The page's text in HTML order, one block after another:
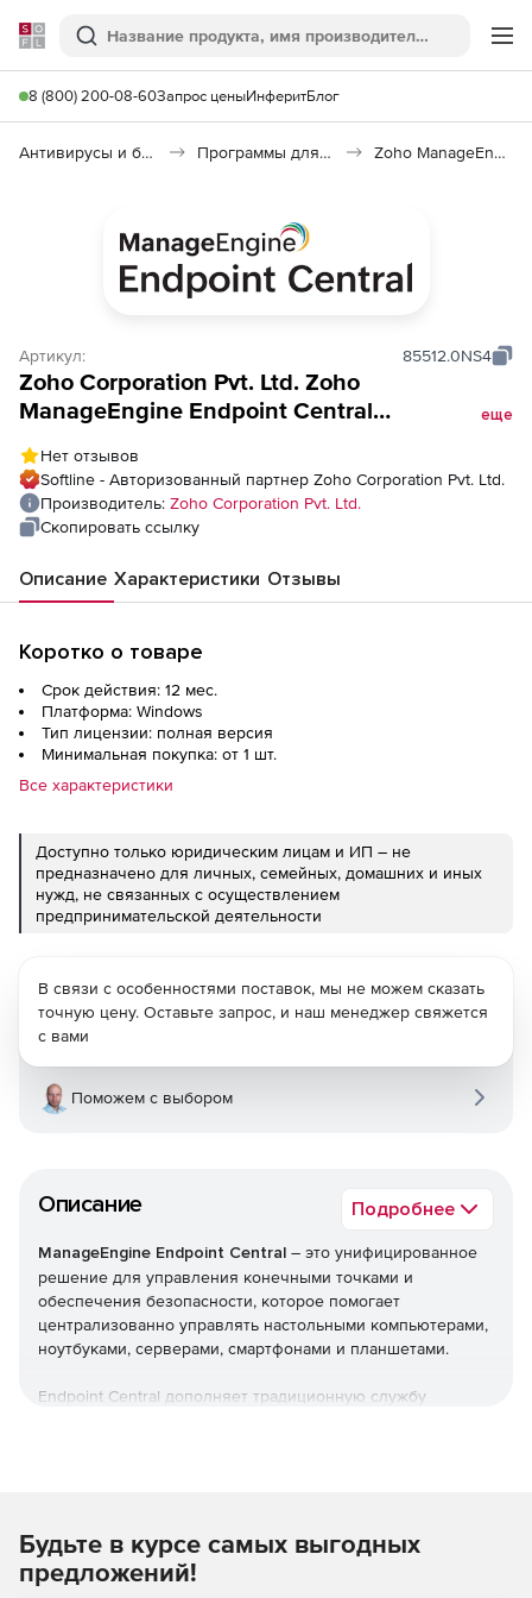
Softline
Поиск
8 (800) 200-08-60Запрос ценыИнферитБлог
Антивирусы и безопасность Программы для защиты информации Zoho ManageEngine Endpoint Central
Артикул: 85512.0NS4
Zoho Corporation Pvt. Ltd. Zoho
ManageEngine Endpoint Central
Model Single Installation License), fee for 100
Servers and Single User License
еще
Нет отзывов
Softline - Авторизованный партнер Zoho Corporation Pvt. Ltd.
Производитель: Zoho Corporation Pvt. Ltd.
Скопировать ссылку
Описание Характеристики Отзывы
Коротко о товаре
Срок действия: 12 мес.
Платформа: Windows
Тип лицензии: полная версия
Минимальная покупка: от 1 шт.
Все характеристики
Доступно только юридическим лицам и ИП – не
предназначено для личных, семейных, домашних и иных
нужд, не связанных с осуществлением
предпринимательской деятельности
Описание Подробнее
ManageEngine Endpoint Central – это унифицированное
решение для управления конечными точками и
обеспечения безопасности, которое помогает
централизованно управлять настольными компьютерами,
ноутбуками, серверами, смартфонами и планшетами.
Endpoint Central дополняет традиционную службу
образов и развертывание ОС. Кроме того,решение
позволяет управлять активами и лицензиями на ПО,
отслеживать статистику использования ПО, управлять
В связи с особенностями поставок, мы не можем сказать
точную цену. Оставьте запрос, и наш менеджер свяжется
с вами
Поможем с выбором
Будьте в курсе самых выгодных
предложений!